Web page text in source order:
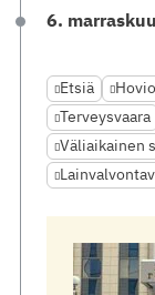
6.
Etsiä
Terveysvaara
Väliaikainen